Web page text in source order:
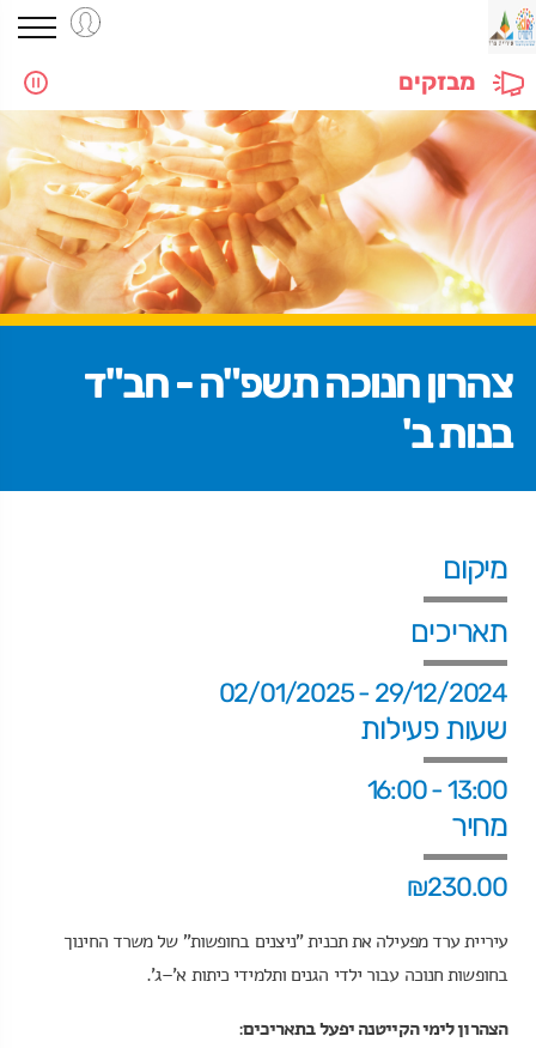
מבזקים
צהרון חנוכה תשפ"ה - חב"ד
בנות ב'
מיקום
תאריכים
29/12/2024 - 02/01/2025
שעות פעילות
13:00 - 16:00
מחיר
₪230.00
עיריית ערד מפעילה את תכנית "ניצנים בחופשות" של משרד החינוך
בחופשות חנוכה עבור ילדי הגנים ותלמידי כיתות א'–ג'.
הצהרון לימי הקייטנה יפעל בתאריכים: